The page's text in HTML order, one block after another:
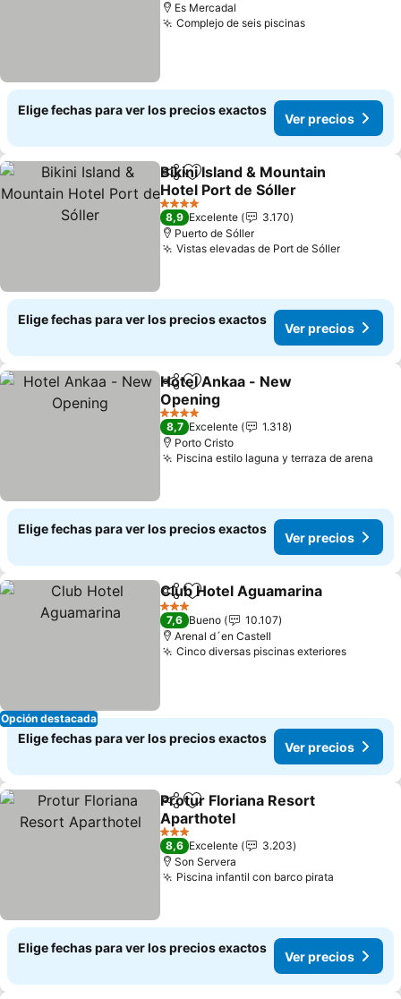
Es Mercadal
Complejo de seis piscinas
Elige fechas para ver los precios exactos
Ver precios
CompartirAgregar a favoritos
Bikini Island & Mountain
Hotel Port de Sóller
4 Estrellas
8,9 Excelente
3.170
Puerto de Sóller
Vistas elevadas de Port de Sóller
Elige fechas para ver los precios exactos
Ver precios
CompartirAgregar a favoritos
Hotel Ankaa - New
Opening
4 Estrellas
8,7 Excelente
1.318
Porto Cristo
Piscina estilo laguna y terraza de arena
Elige fechas para ver los precios exactos
Ver precios
Opción destacada
CompartirAgregar a favoritos
Club Hotel Aguamarina
3 Estrellas
7,6 Bueno
10.107
Arenal d´en Castell
Cinco diversas piscinas exteriores
Elige fechas para ver los precios exactos
Ver precios
CompartirAgregar a favoritos
Protur Floriana Resort
Aparthotel
3 Estrellas
8,6 Excelente
3.203
Son Servera
Piscina infantil con barco pirata
Elige fechas para ver los precios exactos
Ver precios